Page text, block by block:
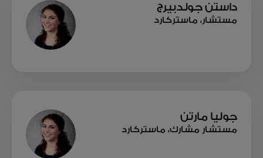
داستن جولدبيرج
مستشار، ماستركارد
جوليا مارتن
مستشار مشارك، ماستركارد